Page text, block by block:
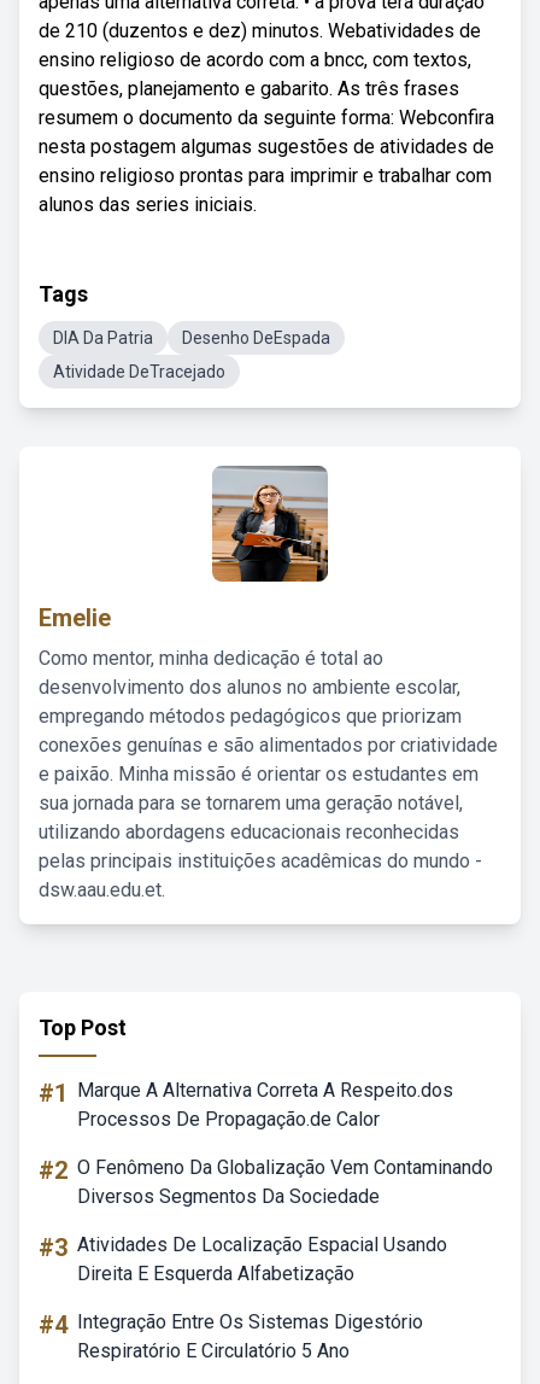
de 210 (duzentos e dez) minutos. Webatividades de
ensino religioso de acordo com a bncc, com textos,
questões, planejamento e gabarito. As três frases
resumem o documento da seguinte forma: Webconfira
nesta postagem algumas sugestões de atividades de
ensino religioso prontas para imprimir e trabalhar com
alunos das series iniciais.
Tags
DIA Da Patria
Desenho DeEspada
Atividade DeTracejado
Emelie
Como mentor, minha dedicação é total ao
desenvolvimento dos alunos no ambiente escolar,
empregando métodos pedagógicos que priorizam
conexões genuínas e são alimentados por criatividade
e paixão. Minha missão é orientar os estudantes em
sua jornada para se tornarem uma geração notável,
utilizando abordagens educacionais reconhecidas
pelas principais instituições acadêmicas do mundo -
dsw.aau.edu.et.
Top Post
#1
Marque A Alternativa Correta A Respeito.dos
Processos De Propagação.de Calor
#2 O Fenômeno Da Globalização Vem Contaminando
Diversos Segmentos Da Sociedade
#3 Atividades De Localização Espacial Usando
Direita E Esquerda Alfabetização
#4 Integração Entre Os Sistemas Digestório
Respiratório E Circulatório 5 Ano